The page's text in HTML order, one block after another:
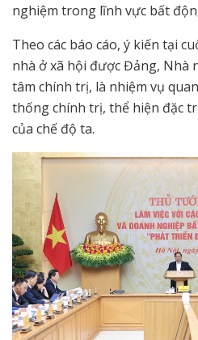
nghiệm trong lĩnh vực bất
Theo các báo cáo, ý kiến tại
nhà ở xã hội được Đảng, Nhà
tâm chính trị, là nhiệm vụ
thống chính trị, thể hiện đặc
của chế độ ta.